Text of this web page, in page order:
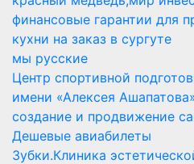
финансовые гарантии для
кухни на заказ в сургуте
мы русские
Центр спортивной
имени «Алексея
создание и продвижение
Дешевые авиабилеты
Зубки.Клиника